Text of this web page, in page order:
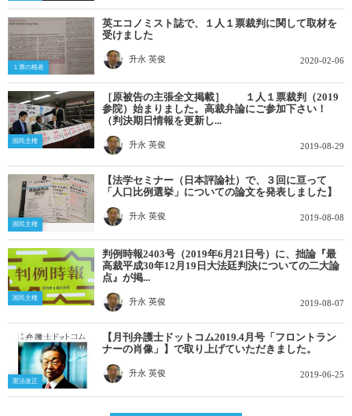
１票の格差
英エコノミスト誌で、１人１票裁判に関して取材を
受けました
升永 英俊 2020-02-06
国民主権
［原被告の主張全文掲載］ １人１票裁判（2019
参院）始まりました。高裁弁論にご参加下さい！
（判決期日情報を更新し...
升永 英俊 2019-08-29
国民主権
【法学セミナー（日本評論社）で、３回に亘って
「人口比例選挙」についての論文を発表しました】
升永 英俊 2019-08-08
国民主権
判例時報2403号（2019年6月21日号）に、拙論『最
高裁平成30年12月19日大法廷判決についての二大論
点』が掲...
升永 英俊 2019-08-07
憲法改正
【月刊弁護士ドットコム2019.4月号「フロントラン
ナーの肖像」】で取り上げていただきました。
升永 英俊 2019-06-25